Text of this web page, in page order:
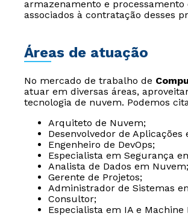
armazenamento e
associados à contratação desses
Áreas de atuação
No mercado de trabalho de
atuar em diversas áreas,
tecnologia de nuvem. Podemos
Arquiteto de Nuvem;
Desenvolvedor de Aplicações
Engenheiro de DevOps;
Especialista em Segurança
Analista de Dados em Nuvem;
Gerente de Projetos;
Administrador de Sistemas
Consultor;
Especialista em IA e Machine